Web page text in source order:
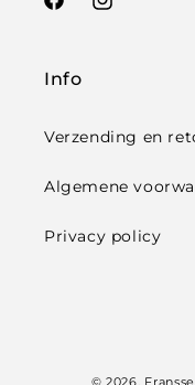
FacebookInstagram
Info
Verzending en
Algemene
Privacy policy
© 2026,